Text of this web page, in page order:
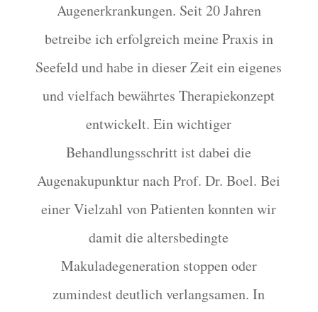
Augenerkrankungen. Seit 20 Jahren
betreibe ich erfolgreich meine Praxis in
Seefeld und habe in dieser Zeit ein eigenes
und vielfach bewährtes Therapiekonzept
entwickelt. Ein wichtiger
Behandlungsschritt ist dabei die
Augenakupunktur nach Prof. Dr. Boel. Bei
einer Vielzahl von Patienten konnten wir
damit die altersbedingte
Makuladegeneration stoppen oder
zumindest deutlich verlangsamen. In